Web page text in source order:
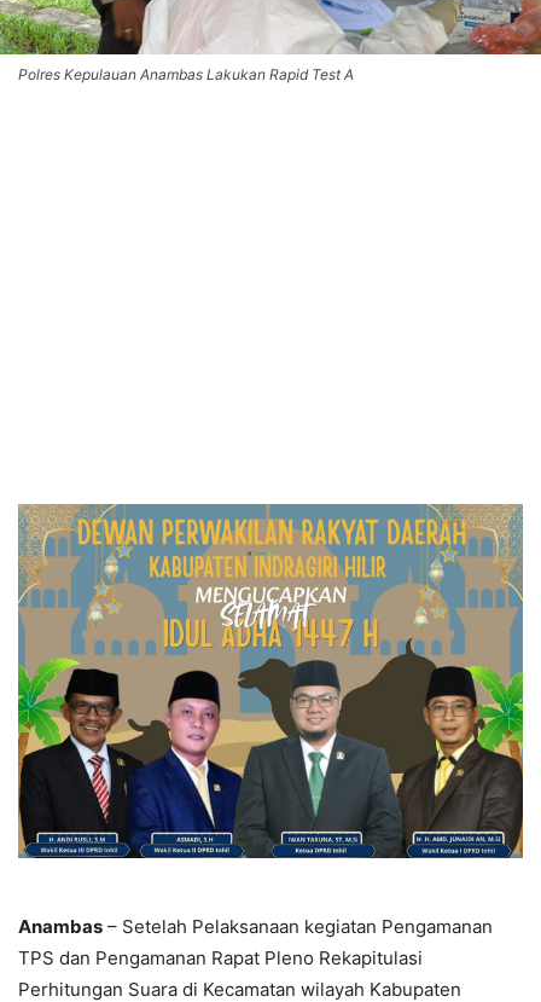
Polres Kepulauan Anambas Lakukan Rapid Test A
Anambas – Setelah Pelaksanaan kegiatan Pengamanan
TPS dan Pengamanan Rapat Pleno Rekapitulasi
Perhitungan Suara di Kecamatan wilayah Kabupaten